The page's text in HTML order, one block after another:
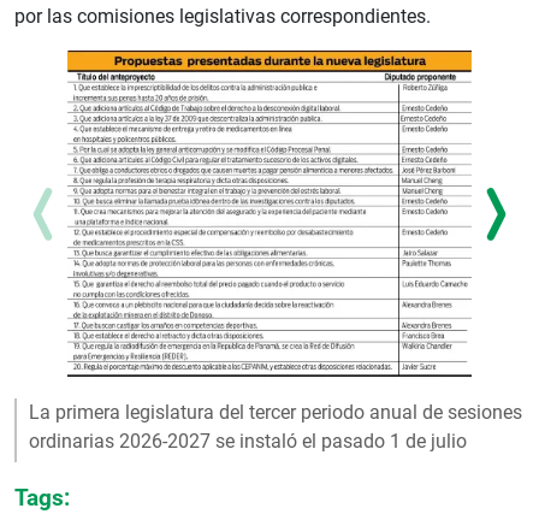
por las comisiones legislativas correspondientes.
La primera legislatura del tercer periodo anual de sesiones
ordinarias 2026-2027 se instaló el pasado 1 de julio
Tags: